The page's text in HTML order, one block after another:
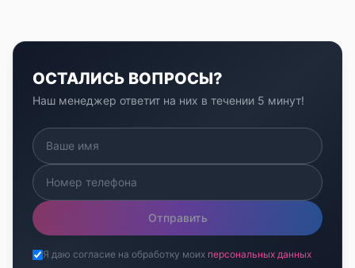
ОСТАЛИСЬ ВОПРОСЫ?
Наш менеджер ответит на них в течении 5 минут!
Отправить
Я даю согласие на обработку моих персональных данных